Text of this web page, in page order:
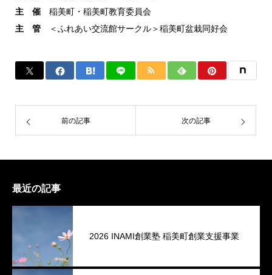
主 催 稲美町・稲美町教育委員会
主 管 ＜ふれあい交流館サークル＞稲美町盆栽同好会
前の記事 次の記事
最近の記事
2026 INAMI創業塾 稲美町創業支援事業